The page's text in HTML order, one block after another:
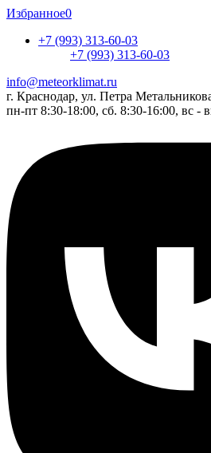
Избранное0
+7 (993) 313-60-03
+7 (993) 313-60-03
info@meteorklimat.ru
г. Краснодар, ул. Петра
пн-пт 8:30-18:00, сб. 8:30-16:00, вс -